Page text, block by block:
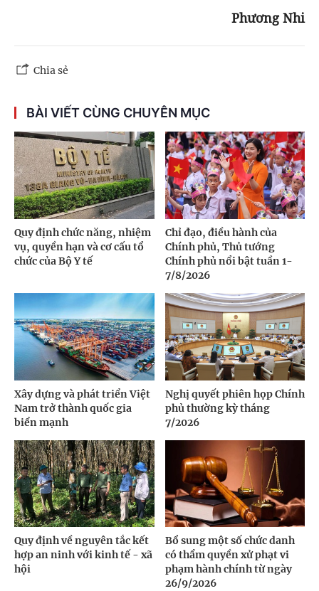
Phương Nhi
Chia sẻ
BÀI VIẾT CÙNG CHUYÊN MỤC
Quy định chức năng, nhiệm
vụ, quyền hạn và cơ cấu tổ
chức của Bộ Y tế
Chỉ đạo, điều hành của
Chính phủ, Thủ tướng
Chính phủ nổi bật tuần 1-
7/8/2026
Xây dựng và phát triển Việt
Nam trở thành quốc gia
biển mạnh
Nghị quyết phiên họp Chính
phủ thường kỳ tháng
7/2026
Quy định về nguyên tắc kết
hợp an ninh với kinh tế - xã
hội
Bổ sung một số chức danh
có thẩm quyền xử phạt vi
phạm hành chính từ ngày
26/9/2026